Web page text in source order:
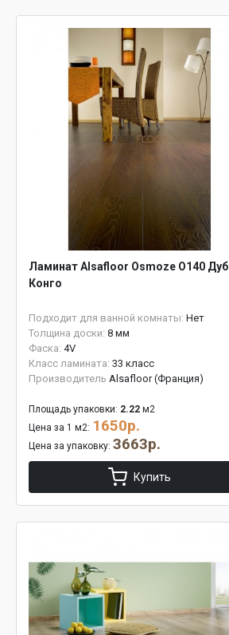
Ламинат Alsafloor Osmoze O140 Дуб
Конго
Подходит для ванной комнаты: Нет
Толщина доски: 8 мм
Фаска: 4V
Класс ламината: 33 класс
Производитель Alsafloor (Франция)
Площадь упаковки: 2.22 м2
Цена за 1 м2: 1650р.
Цена за упаковку: 3663р.
Купить